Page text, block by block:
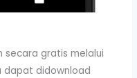
secara gratis melalui
dapat didownload